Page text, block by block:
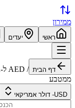
ממירון
ראשי יעדים
דף הבית /
AED ל-
ממטבע
USD
- דולר אמריקאי